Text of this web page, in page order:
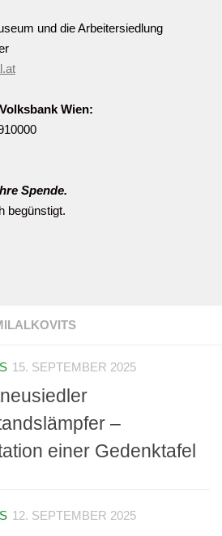
15. SEPTEMBER 2025
–
einer Gedenktafel
12. SEPTEMBER 2025
und die Arbeitersiedlung
Wien:
Spende.
begünstigt.